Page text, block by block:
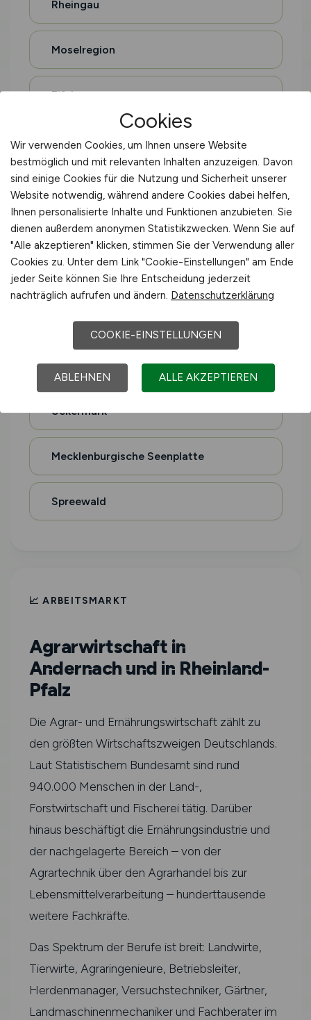
Rheingau
Moselregion
Eifel
Hohenlohe
Oberschwaben
Sauerland
Altes Land
Holsteinische Schweiz
Magdeburger Börde
Uckermark
Mecklenburgische Seenplatte
Spreewald
📈 ARBEITSMARKT
Agrarwirtschaft in
Andernach und in Rheinland-
Pfalz
Die Agrar- und Ernährungswirtschaft zählt zu
den größten Wirtschaftszweigen Deutschlands.
Laut Statistischem Bundesamt sind rund
940.000 Menschen in der Land-,
Forstwirtschaft und Fischerei tätig. Darüber
hinaus beschäftigt die Ernährungsindustrie und
der nachgelagerte Bereich – von der
Agrartechnik über den Agrarhandel bis zur
Lebensmittelverarbeitung – hunderttausende
weitere Fachkräfte.
Das Spektrum der Berufe ist breit: Landwirte,
Tierwirte, Agraringenieure, Betriebsleiter,
Herdenmanager, Versuchstechniker, Gärtner,
Landmaschinenmechaniker und Fachberater im
Cookies
Wir verwenden Cookies, um Ihnen unsere Website
bestmöglich und mit relevanten Inhalten anzuzeigen. Davon
sind einige Cookies für die Nutzung und Sicherheit unserer
Website notwendig, während andere Cookies dabei helfen,
Ihnen personalisierte Inhalte und Funktionen anzubieten. Sie
dienen außerdem anonymen Statistikzwecken. Wenn Sie auf
"Alle akzeptieren" klicken, stimmen Sie der Verwendung aller
Cookies zu. Unter dem Link "Cookie-Einstellungen" am Ende
jeder Seite können Sie Ihre Entscheidung jederzeit
nachträglich aufrufen und ändern. Datenschutzerklärung
COOKIE-EINSTELLUNGEN
ABLEHNEN ALLE AKZEPTIEREN